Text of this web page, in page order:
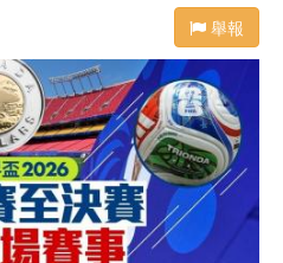
舉報